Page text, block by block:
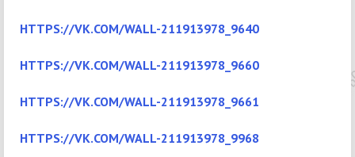
HTTPS://VK.COM/WALL-211913978_9640
HTTPS://VK.COM/WALL-211913978_9660
HTTPS://VK.COM/WALL-211913978_9661
HTTPS://VK.COM/WALL-211913978_9968